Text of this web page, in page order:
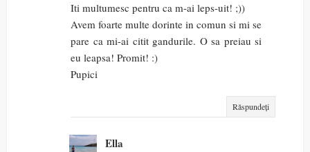
Iti multumesc pentru ca m-ai leps-uit! ;))
Avem foarte multe dorinte in comun si mi se
pare ca mi-ai citit gandurile. O sa preiau si
eu leapsa! Promit! :)
Pupici
Răspundeți
Ella